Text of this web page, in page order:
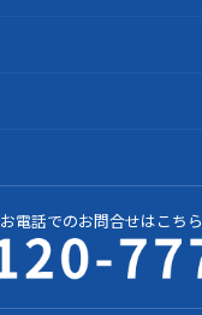
お電話でのお問合せはこちら